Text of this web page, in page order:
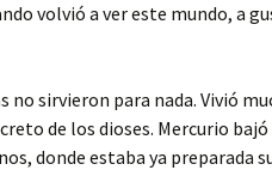
volvió a ver este mundo, a
no sirvieron para nada. Vivió
de los dioses. Mercurio
donde estaba ya preparada